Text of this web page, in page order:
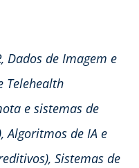
Dados de Imagem e
Telehealth
e sistemas de
Algoritmos de IA e
Sistemas de